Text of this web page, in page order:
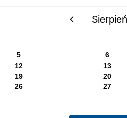
poprzedni miesiącSierpień
5 6
12 13
19 20
26 27